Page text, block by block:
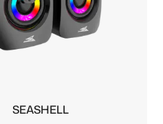
SEASHELL